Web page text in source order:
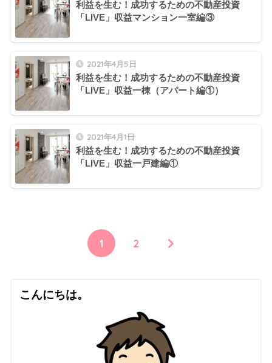
利益を生む！成功するための不動産投資
「LIVE」収益マンション一室編③
2021年4月5日
利益を生む！成功するための不動産投資
「LIVE」収益一棟（アパート編①）
2021年4月1日
利益を生む！成功するための不動産投資
「LIVE」収益一戸建編①
1 2
こんにちは。